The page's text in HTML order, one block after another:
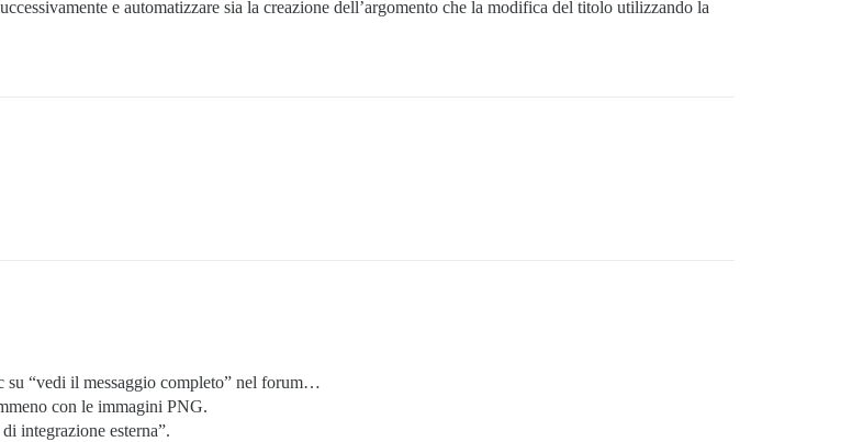
e automatizzare sia la creazione dell’argomento che la modifica del titolo utilizzando la
“vedi il messaggio completo” nel forum…
con le immagini PNG.
integrazione esterna”.